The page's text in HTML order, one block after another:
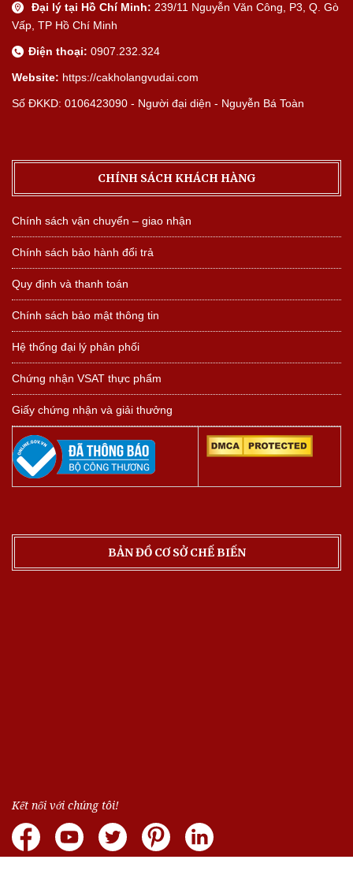
Đại lý tại Hồ Chí Minh: 239/11 Nguyễn Văn Công, P3, Q. Gò
Vấp, TP Hồ Chí Minh
Điện thoại: 0907.232.324
Website: https://cakholangvudai.com
Số ĐKKD: 0106423090 - Người đại diện - Nguyễn Bá Toàn
CHÍNH SÁCH KHÁCH HÀNG
Chính sách vận chuyển – giao nhận
Chính sách bảo hành đổi trả
Quy định và thanh toán
Chính sách bảo mật thông tin
Hệ thống đại lý phân phối
Chứng nhận VSAT thực phẩm
Giấy chứng nhận và giải thưởng
BẢN ĐỒ CƠ SỞ CHẾ BIẾN
Kết nối với chúng tôi!